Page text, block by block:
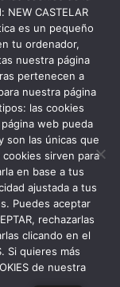
de 60kW, la
34,79
km en coche
CASTELAR
es un pequeño
tu ordenador,
nuestra página
pertenecen a
nuestra página
las cookies
web pueda
son las únicas que
sirven para
en base a tus
ajustada a tus
Puedes aceptar
rechazarlas
clicando en el
Si quieres más
de nuestra